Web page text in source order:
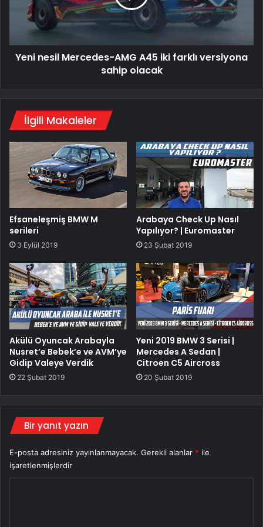
versiyona
sahip
olacak
Yeni nesil Mercedes-AMG A45 iki farklı versiyona
sahip olacak
İlgili Makaleler
Efsaneleşmiş BMW M
serileri
3 Eylül 2019
Arabaya Check Up Nasıl
Yapılıyor? | Euromaster
23 Şubat 2019
Akülü Oyuncak Arabayla
Nusret’e Bebek’e ve AVM’ye
Gidip Valeye Verdik
22 Şubat 2019
Yeni 2019 BMW 3 Serisi |
Mercedes A Sedan |
Citroen C5 Aircross
20 Şubat 2019
Bir yanıt yazın
E-posta adresiniz yayınlanmayacak. Gerekli alanlar * ile
işaretlenmişlerdir